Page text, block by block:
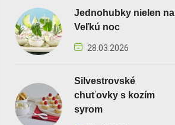
Jednohubky nielen na
Veľkú noc
28.03.2026
Silvestrovské
chuťovky s kozím
syrom